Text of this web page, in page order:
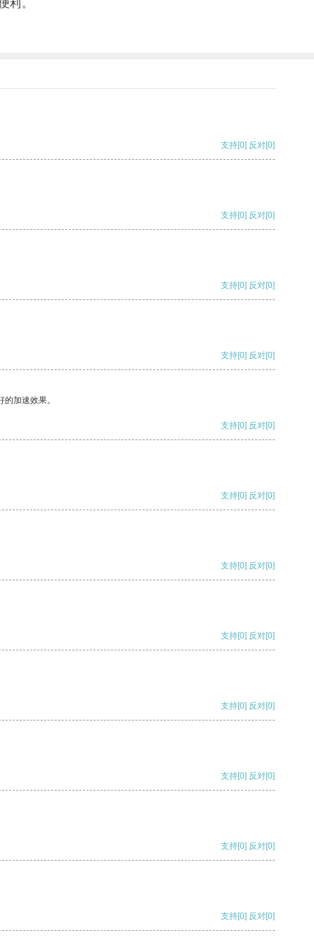
利。
支持[0] 反对[0]
支持[0] 反对[0]
支持[0] 反对[0]
支持[0] 反对[0]
加速效果。
支持[0] 反对[0]
支持[0] 反对[0]
支持[0] 反对[0]
支持[0] 反对[0]
支持[0] 反对[0]
支持[0] 反对[0]
支持[0] 反对[0]
支持[0] 反对[0]